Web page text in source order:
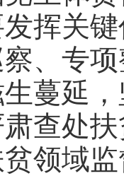
挥关
、专
蔓延
查处
领域